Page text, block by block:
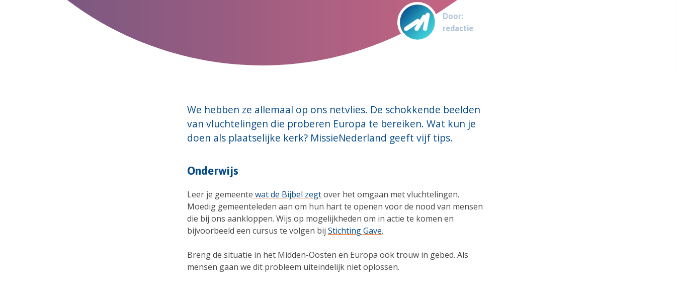
Door:
redactie
We hebben ze allemaal op ons netvlies. De schokkende beelden
van vluchtelingen die proberen Europa te bereiken. Wat kun je
doen als plaatselijke kerk? MissieNederland geeft vijf tips.
Onderwijs
Leer je gemeente wat de Bijbel zegtover het omgaan met vluchtelingen.
Moedig gemeenteleden aan om hun hart te openen voor de nood van mensen
die bij ons aankloppen. Wijs op mogelijkheden om in actie te komen en
bijvoorbeeld een cursus te volgen bij Stichting Gave.
Breng de situatie in het Midden-Oosten en Europa ook trouw in gebed. Als
mensen gaan we dit probleem uiteindelijk niet oplossen.